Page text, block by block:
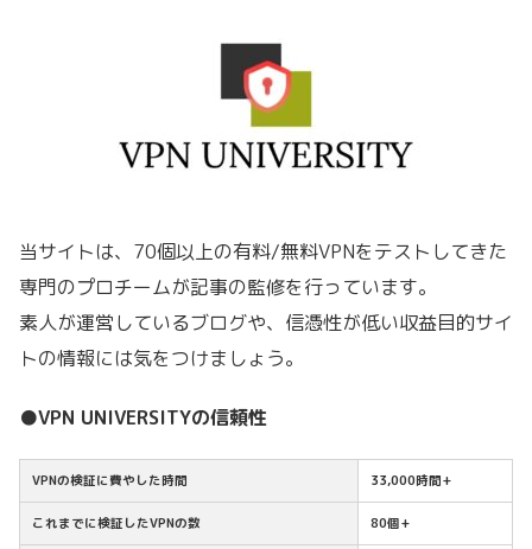
当サイトは、70個以上の有料/無料VPNをテストしてきた
専門のプロチームが記事の監修を行っています。
素人が運営しているブログや、信憑性が低い収益目的サイ
トの情報には気をつけましょう。
●VPN UNIVERSITYの信頼性
VPNの検証に費やした時間 33,000時間+
これまでに検証したVPNの数 80個+